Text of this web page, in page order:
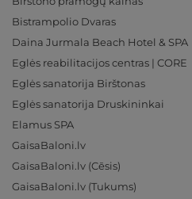
Bistrampolio Dvaras
Daina Jurmala Beach Hotel & SPA
Eglės reabilitacijos centras | CORE
Eglės sanatorija Birštonas
Eglės sanatorija Druskininkai
Elamus SPA
GaisaBaloni.lv
GaisaBaloni.lv (Cēsis)
GaisaBaloni.lv (Tukums)